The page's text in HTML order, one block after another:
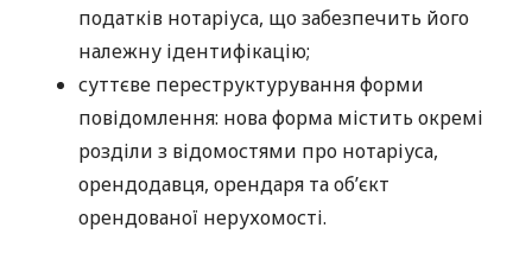
податків нотаріуса, що забезпечить його
належну ідентифікацію;
суттєве переструктурування форми
повідомлення: нова форма містить окремі
розділи з відомостями про нотаріуса,
орендодавця, орендаря та об’єкт
орендованої нерухомості.